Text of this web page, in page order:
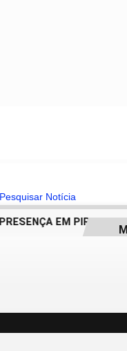
Notícia
EM